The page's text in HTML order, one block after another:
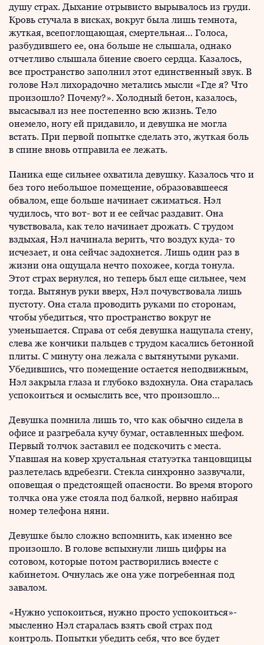
душу страх. Дыхание отрывисто вырывалось из груди.
Кровь стучала в висках, вокруг была лишь темнота,
жуткая, всепоглощающая, смертельная… Голоса,
разбудившего ее, она больше не слышала, однако
отчетливо слышала биение своего сердца. Казалось,
все пространство заполнил этот единственный звук. В
голове Нэл лихорадочно метались мысли «Где я? Что
произошло? Почему?». Холодный бетон, казалось,
высасывал из нее постепенно всю жизнь. Тело
онемело, ногу ей придавило, и девушка не могла
встать. При первой попытке сделать это, жуткая боль
в спине вновь отправила ее лежать.
Паника еще сильнее охватила девушку. Казалось что и
без того небольшое помещение, образовавшееся
обвалом, еще больше начинает сжиматься. Нэл
чудилось, что вот- вот и ее сейчас раздавит. Она
чувствовала, как тело начинает дрожать. С трудом
вздыхая, Нэл начинала верить, что воздух куда- то
исчезает, и она сейчас задохнется. Лишь один раз в
жизни она ощущала нечто похожее, когда тонула.
Этот страх вернулся, но теперь был еще сильнее, чем
тогда. Вытянув руки вверх, Нэл почувствовала лишь
пустоту. Она стала проводить руками по сторонам,
чтобы убедиться, что пространство вокруг не
уменьшается. Справа от себя девушка нащупала стену,
слева же кончики пальцев с трудом касались бетонной
плиты. С минуту она лежала с вытянутыми руками.
Убедившись, что помещение остается неподвижным,
Нэл закрыла глаза и глубоко вздохнула. Она старалась
успокоиться и осмыслить все, что произошло…
Девушка помнила лишь то, что как обычно сидела в
офисе и разгребала кучу бумаг, оставленных шефом.
Первый толчок заставил ее подскочить с места.
Упавшая на ковер хрустальная статуэтка танцовщицы
разлетелась вдребезги. Стекла синхронно зазвучали,
оповещая о предстоящей опасности. Во время второго
толчка она уже стояла под балкой, нервно набирая
номер телефона няни.
Девушке было сложно вспомнить, как именно все
произошло. В голове вспыхнули лишь цифры на
сотовом, которые потом растворились вместе с
кабинетом. Очнулась же она уже погребенная под
завалом.
«Нужно успокоиться, нужно просто успокоиться»-
мысленно Нэл старалась взять свой страх под
контроль. Попытки убедить себя, что все будет